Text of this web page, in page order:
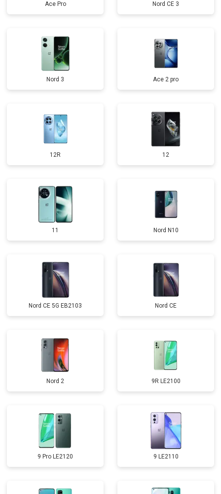
Ace Pro Nord CE 3
Nord 3 Ace 2 pro
12R 12
11 Nord N10
Nord CE 5G EB2103 Nord CE
Nord 2 9R LE2100
9 Pro LE2120 9 LE2110